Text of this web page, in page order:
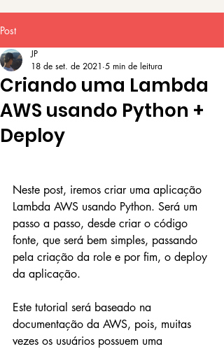
Post
Criando uma Lambda
AWS usando Python +
Deploy
JP
18 de set. de 2021 5 min de leitura
Neste post, iremos criar uma aplicação
Lambda AWS usando Python. Será um
passo a passo, desde criar o código
fonte, que será bem simples, passando
pela criação da role e por fim, o deploy
da aplicação.
Este tutorial será baseado na
documentação da AWS, pois, muitas
vezes os usuários possuem uma